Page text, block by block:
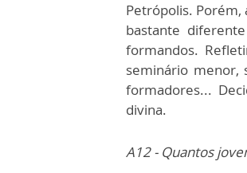
Petrópolis. Porém,
bastante
formandos.
seminário menor,
formadores...
divina.
A12 - Quantos